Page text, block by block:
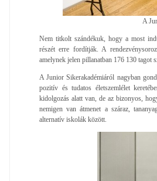
A
Nem titkolt szándékuk, hogy a most
részét erre fordítják. A
amelynek jelen pillanatban 176 130 tagot
A Junior Sikerakadémiáról nagyban
pozitív és tudatos életszemlélet
kidolgozás alatt van, de az bizonyos,
nemigen van átmenet a száraz,
alternatív iskolák között.